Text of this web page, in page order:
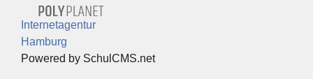
Internetagentur
Hamburg
Powered by SchulCMS.net